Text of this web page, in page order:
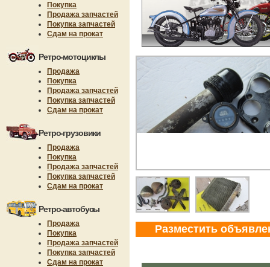
Покупка
Продажа запчастей
Покупка запчастей
Сдам на прокат
Ретро-мотоциклы
Продажа
Покупка
Продажа запчастей
Покупка запчастей
Сдам на прокат
Ретро-грузовики
Продажа
Покупка
Продажа запчастей
Покупка запчастей
Сдам на прокат
Ретро-автобусы
Продажа
Покупка
Продажа запчастей
Покупка запчастей
Сдам на прокат
Разместить